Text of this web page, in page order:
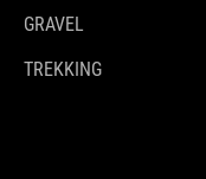
GRAVEL
TREKKING